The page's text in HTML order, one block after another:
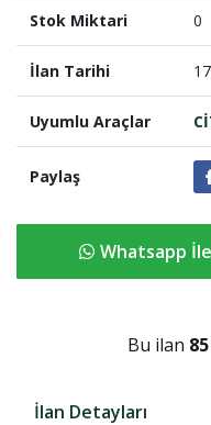
Stok Miktari 0
İlan Tarihi
Uyumlu Araçlar
Paylaş
Whatsapp
Bu ilan 85
İlan Detayları